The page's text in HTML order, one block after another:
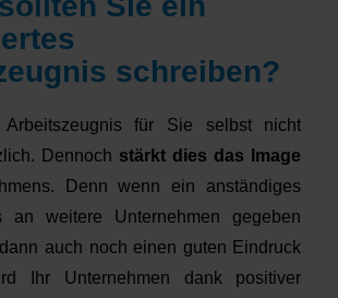
schreiben?
für Sie selbst nicht
Dennoch stärkt dies das Image
Denn wenn ein anständiges
an weitere Unternehmen gegeben
auch noch einen guten Eindruck
Ihr Unternehmen dank positiver